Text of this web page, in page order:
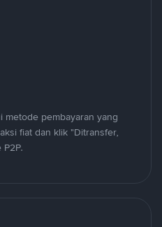
metode pembayaran yang
fiat dan klik "Ditransfer,